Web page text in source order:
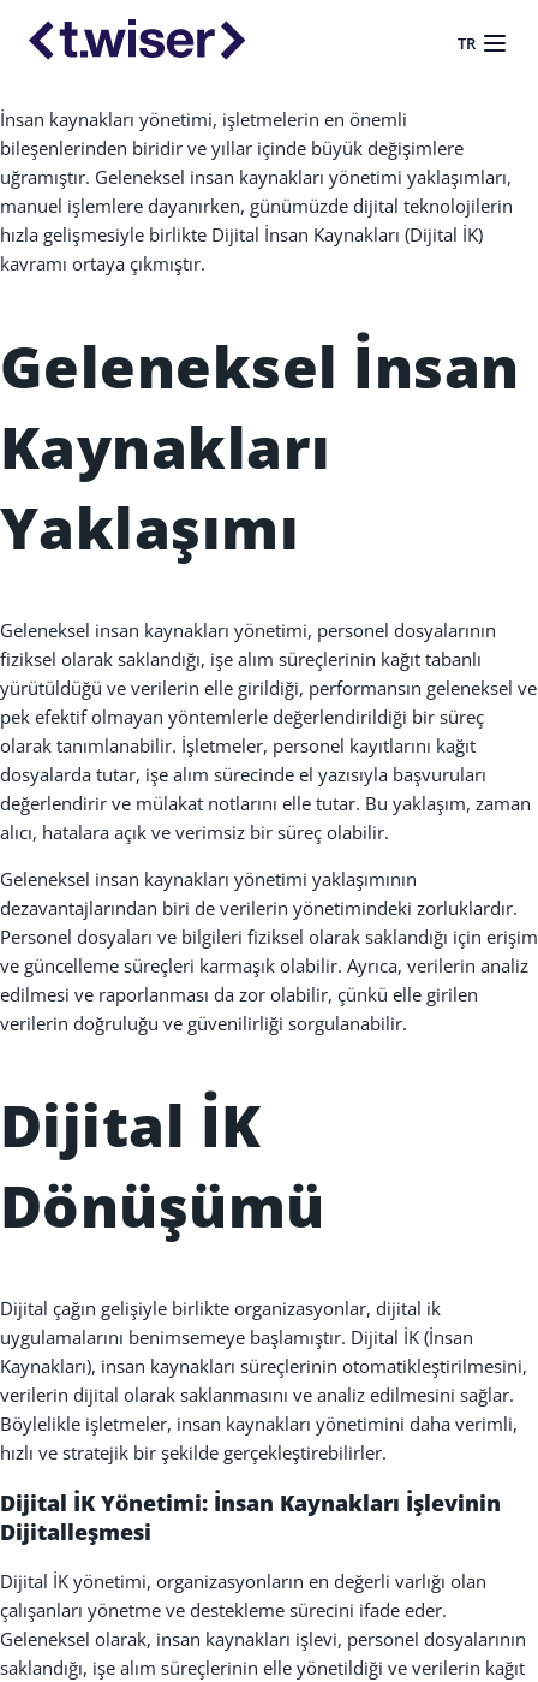
TR
İnsan kaynakları yönetimi, işletmelerin en önemli
bileşenlerinden biridir ve yıllar içinde büyük değişimlere
uğramıştır. Geleneksel insan kaynakları yönetimi yaklaşımları,
manuel işlemlere dayanırken, günümüzde dijital teknolojilerin
hızla gelişmesiyle birlikte Dijital İnsan Kaynakları (Dijital İK)
kavramı ortaya çıkmıştır.
Geleneksel İnsan
Kaynakları
Yaklaşımı
Geleneksel insan kaynakları yönetimi, personel dosyalarının
fiziksel olarak saklandığı, işe alım süreçlerinin kağıt tabanlı
yürütüldüğü ve verilerin elle girildiği, performansın geleneksel ve
pek efektif olmayan yöntemlerle değerlendirildiği bir süreç
olarak tanımlanabilir. İşletmeler, personel kayıtlarını kağıt
dosyalarda tutar, işe alım sürecinde el yazısıyla başvuruları
değerlendirir ve mülakat notlarını elle tutar. Bu yaklaşım, zaman
alıcı, hatalara açık ve verimsiz bir süreç olabilir.
Geleneksel insan kaynakları yönetimi yaklaşımının
dezavantajlarından biri de verilerin yönetimindeki zorluklardır.
Personel dosyaları ve bilgileri fiziksel olarak saklandığı için erişim
ve güncelleme süreçleri karmaşık olabilir. Ayrıca, verilerin analiz
edilmesi ve raporlanması da zor olabilir, çünkü elle girilen
verilerin doğruluğu ve güvenilirliği sorgulanabilir.
Dijital İK
Dönüşümü
Dijital çağın gelişiyle birlikte organizasyonlar, dijital ik
uygulamalarını benimsemeye başlamıştır. Dijital İK (İnsan
Kaynakları), insan kaynakları süreçlerinin otomatikleştirilmesini,
verilerin dijital olarak saklanmasını ve analiz edilmesini sağlar.
Böylelikle işletmeler, insan kaynakları yönetimini daha verimli,
hızlı ve stratejik bir şekilde gerçekleştirebilirler.
Dijital İKYönetimi: İnsan Kaynakları İşlevinin
Dijitalleşmesi
Dijital İK yönetimi, organizasyonların en değerli varlığı olan
çalışanları yönetme ve destekleme sürecini ifade eder.
Geleneksel olarak, insan kaynakları işlevi, personel dosyalarının
saklandığı, işe alım süreçlerinin elle yönetildiği ve verilerin kağıt